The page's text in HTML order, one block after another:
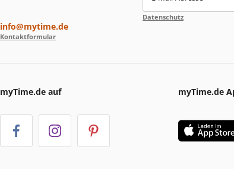
info@mytime.de
Kontaktformular
Datenschutz
myTime.de auf myTime.de